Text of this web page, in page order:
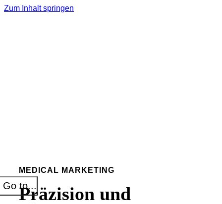
Zum Inhalt springen
Go to...
MEDICAL MARKETING
Präzision und